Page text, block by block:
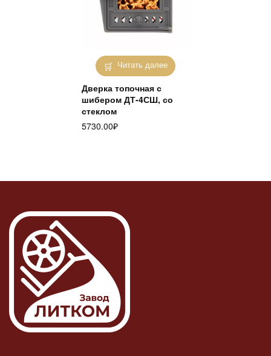
Читать далее
Дверка топочная с
шибером ДТ-4СШ, со
стеклом
5730.00₽